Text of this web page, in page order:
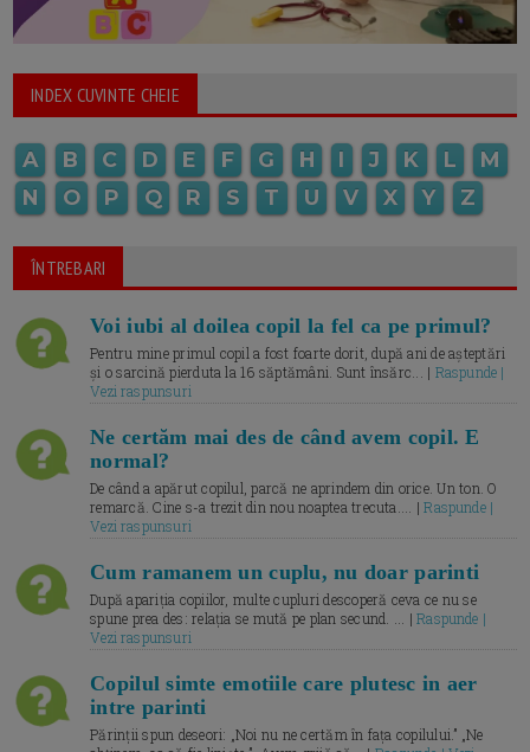
INDEX CUVINTE CHEIE
A B C D E F G H I J K L
M
N
O P Q R S T U V X Y Z
ÎNTREBARI
Voi iubi al doilea copil la fel ca pe primul?
Pentru mine primul copil a fost foarte dorit, după ani de așteptări
și o sarcină pierduta la 16 săptămâni. Sunt însărc... | Raspunde |
Vezi raspunsuri
Ne certăm mai des de când avem copil. E
normal?
De când a apărut copilul, parcă ne aprindem din orice. Un ton. O
remarcă. Cine s-a trezit din nou noaptea trecuta.... |Raspunde |
Vezi raspunsuri
Cum ramanem un cuplu, nu doar parinti
După apariția copiilor, multe cupluri descoperă ceva ce nu se
spune prea des: relația se mută pe plan secund. ... |Raspunde |
Vezi raspunsuri
Copilul simte emotiile care plutesc in aer
intre parinti
Părinții spun deseori: „Noi nu ne certăm în fața copilului.” „Ne